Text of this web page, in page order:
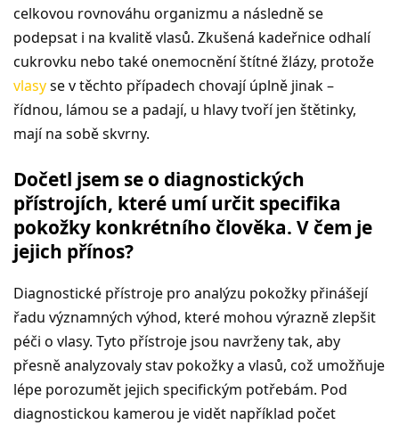
celkovou rovnováhu organizmu a následně se
podepsat i na kvalitě vlasů. Zkušená kadeřnice odhalí
cukrovku nebo také onemocnění štítné žlázy, protože
vlasyse v těchto případech chovají úplně jinak –
řídnou, lámou se a padají, u hlavy tvoří jen štětinky,
mají na sobě skvrny.
Dočetl jsem se o diagnostických
přístrojích, které umí určit specifika
pokožky konkrétního člověka. V čem je
jejich přínos?
Diagnostické přístroje pro analýzu pokožky přinášejí
řadu významných výhod, které mohou výrazně zlepšit
péči o vlasy. Tyto přístroje jsou navrženy tak, aby
přesně analyzovaly stav pokožky a vlasů, což umožňuje
lépe porozumět jejich specifickým potřebám. Pod
diagnostickou kamerou je vidět například počet